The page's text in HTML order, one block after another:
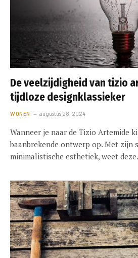
De veelzijdigheid van tizio
tijdloze designklassieker
WONEN augustus 28, 2024
Wanneer je naar de Tizio Artemide
baanbrekende ontwerp op. Met zijn
minimalistische esthetiek, weet